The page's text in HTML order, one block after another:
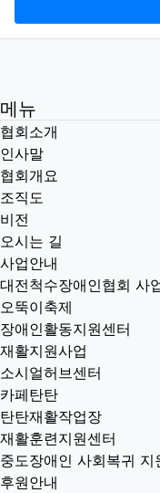
메뉴
협회소개
인사말
협회개요
조직도
비전
오시는 길
사업안내
대전척수장애인협회 사
오뚝이축제
장애인활동지원센터
재활지원사업
소시얼허브센터
카페탄탄
탄탄재활작업장
재활훈련지원센터
중도장애인 사회복귀 지
후원안내